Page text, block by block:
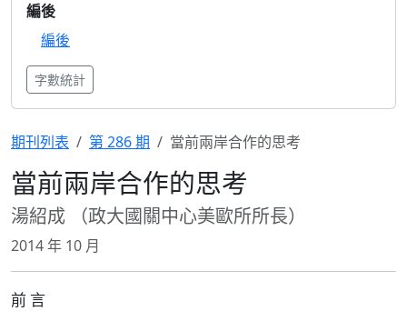
編後
編後
字數統計
期刊列表 第 286 期 當前兩岸合作的思考
當前兩岸合作的思考
湯紹成 （政大國關中心美歐所所長）
2014 年 10 月
前 言